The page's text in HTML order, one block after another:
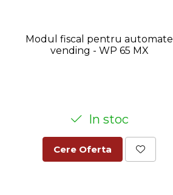
Modul fiscal pentru automate
vending - WP 65 MX
In stoc
Cere Oferta